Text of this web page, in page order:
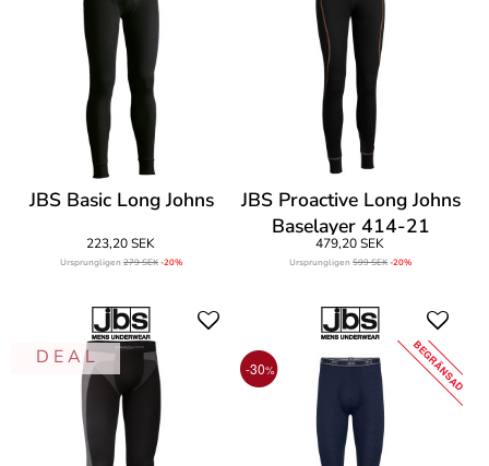
JBS Basic Long Johns
223,20 SEK
Ursprungligen279 SEK-20%
JBS Proactive Long Johns
Baselayer 414-21
479,20 SEK
Ursprungligen599 SEK-20%
D E A L -30% BEGRÄNSAD